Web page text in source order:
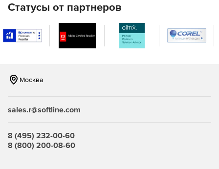
Статусы от партнеров
Москва
sales.r@softline.com
8 (495) 232-00-60
8 (800) 200-08-60